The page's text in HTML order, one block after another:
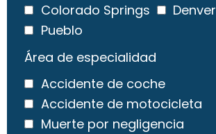
Colorado Springs
Denver
Pueblo
Área de especialidad
Accidente de coche
Accidente de motocicleta
Muerte por negligencia